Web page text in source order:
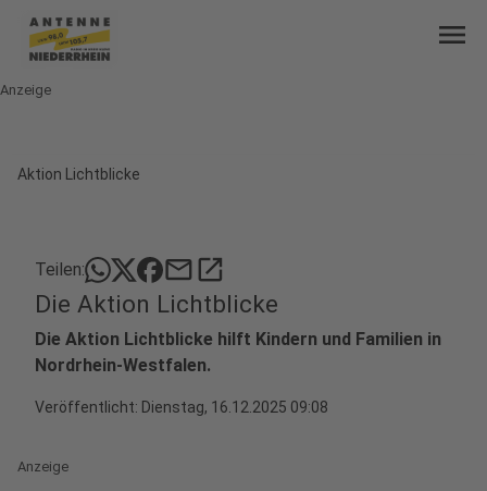
menu
Anzeige
Aktion Lichtblicke
Teilen: mailopen_in_new
Die Aktion Lichtblicke
Die Aktion Lichtblicke hilft Kindern und Familien in
Nordrhein-Westfalen.
Veröffentlicht: Dienstag, 16.12.2025 09:08
Anzeige